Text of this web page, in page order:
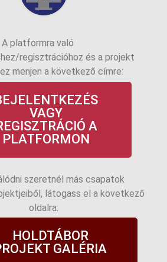
A platformra való
regisztrációhoz és a projekt
menjen a következő címre:
VAGY
A
PLATFORMON
szeretnél más csapatok
látogass el a következő
oldalra:
HOLDTÁBOR
GALÉRIA